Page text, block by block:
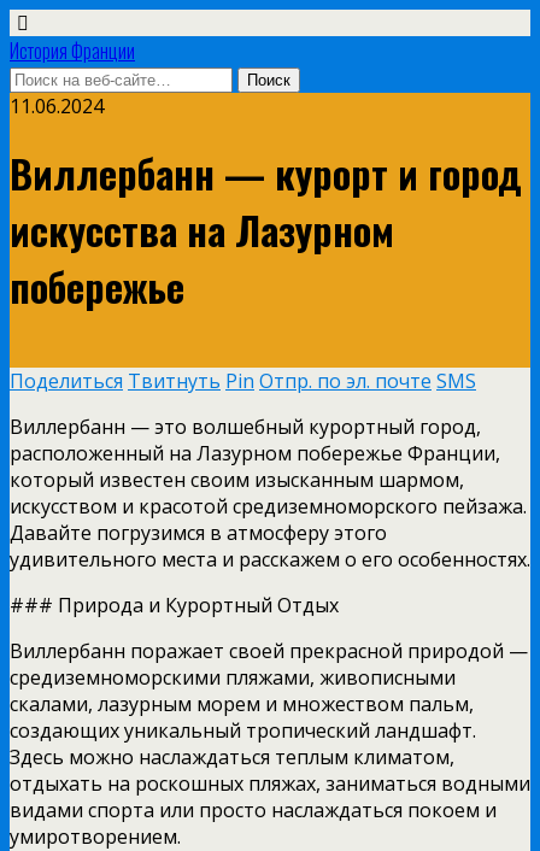
История Франции
11.06.2024
Виллербанн — курорт и город
искусства на Лазурном
побережье
Поделиться Твитнуть Pin Отпр. по эл. почте SMS
Виллербанн — это волшебный курортный город,
расположенный на Лазурном побережье Франции,
который известен своим изысканным шармом,
искусством и красотой средиземноморского пейзажа.
Давайте погрузимся в атмосферу этого
удивительного места и расскажем о его особенностях.
### Природа и Курортный Отдых
Виллербанн поражает своей прекрасной природой —
средиземноморскими пляжами, живописными
скалами, лазурным морем и множеством пальм,
создающих уникальный тропический ландшафт.
Здесь можно наслаждаться теплым климатом,
отдыхать на роскошных пляжах, заниматься водными
видами спорта или просто наслаждаться покоем и
умиротворением.